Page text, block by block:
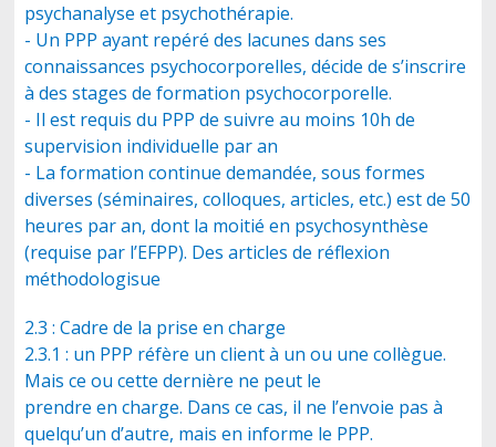
psychanalyse et psychothérapie.
- Un PPP ayant repéré des lacunes dans ses
connaissances psychocorporelles, décide de s’inscrire
à des stages de formation psychocorporelle.
- Il est requis du PPP de suivre au moins 10h de
supervision individuelle par an
- La formation continue demandée, sous formes
diverses (séminaires, colloques, articles, etc.) est de 50
heures par an, dont la moitié en psychosynthèse
(requise par l’EFPP). Des articles de réflexion
méthodologisue
2.3 : Cadre de la prise en charge
2.3.1 : un PPP réfère un client à un ou une collègue.
Mais ce ou cette dernière ne peut le
prendre en charge. Dans ce cas, il ne l’envoie pas à
quelqu’un d’autre, mais en informe le PPP.